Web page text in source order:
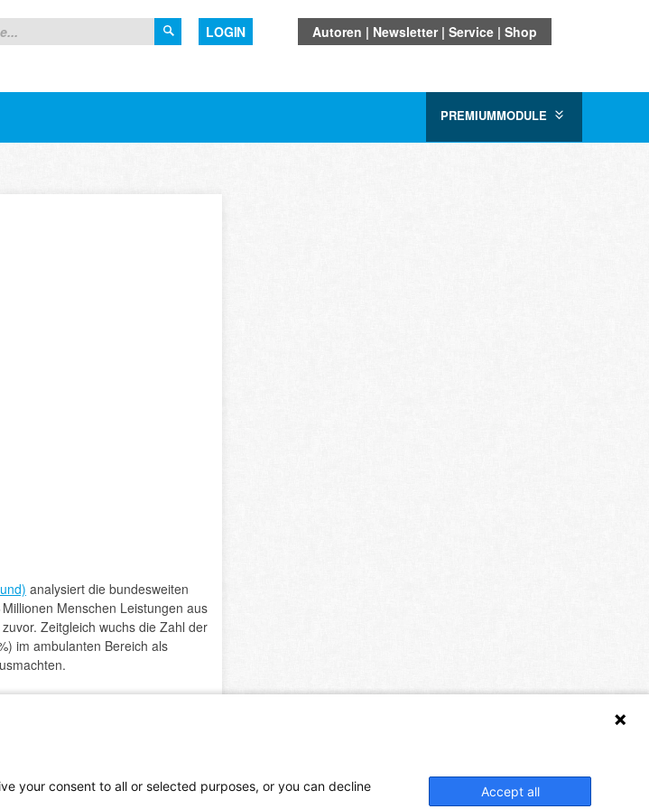
LOGIN Autoren Newsletter Service Shop
PREMIUMMODULE
analysiert die bundesweiten
Menschen Leistungen aus
Zeitgleich wuchs die Zahl der
im ambulanten Bereich als
und schwere
mindestens eine
Physiotherapie oder Ergotherapie.
your consent to all or selected purposes, or you can decline
Accept all